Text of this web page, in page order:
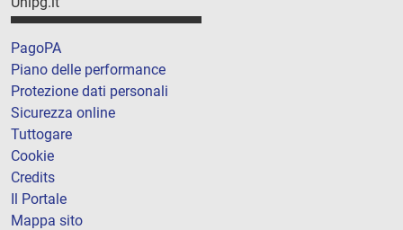
PagoPA
Piano delle performance
Protezione dati personali
Sicurezza online
Tuttogare
Cookie
Credits
Il Portale
Mappa sito